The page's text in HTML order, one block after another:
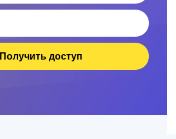
Получить доступ